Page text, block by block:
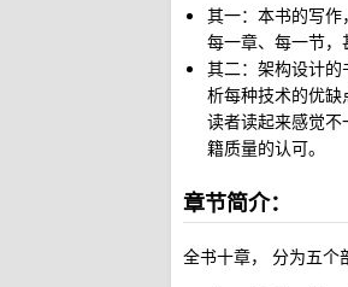
其一：本书的写
每一章、每一节，
其二：架构设计
析每种技术的优缺
读者读起来感觉
籍质量的认可。
章节简介：
全书十章， 分为五个